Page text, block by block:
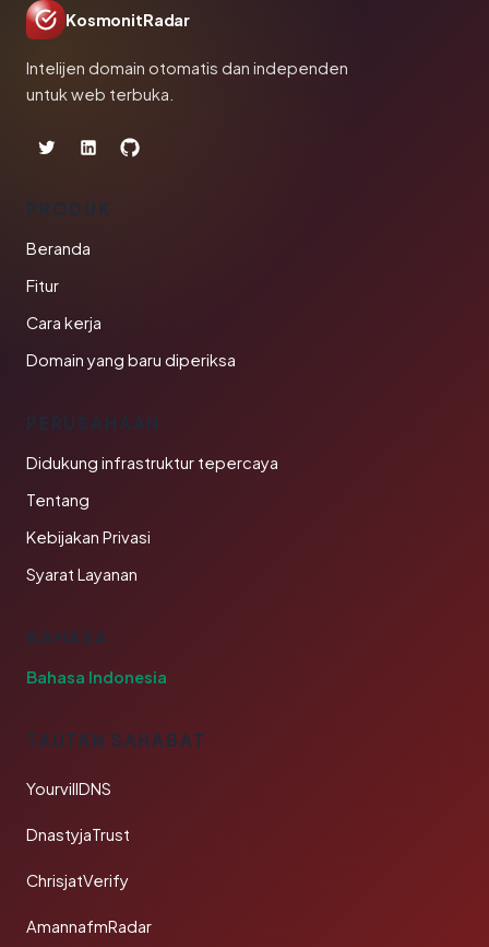
KosmonitRadar
Intelijen domain otomatis dan independen
untuk web terbuka.
PRODUK
Beranda
Fitur
Cara kerja
Domain yang baru diperiksa
PERUSAHAAN
Didukung infrastruktur tepercaya
Tentang
Kebijakan Privasi
Syarat Layanan
BAHASA
Bahasa Indonesia
TAUTAN SAHABAT
YourvillDNS
DnastyjaTrust
ChrisjatVerify
AmannafmRadar